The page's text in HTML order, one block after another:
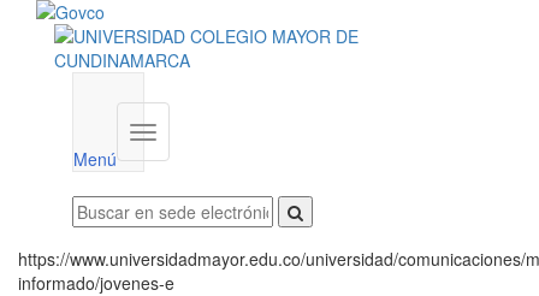
Menú
Menú
institucional
https://www.universidadmayor.edu.co/universidad/comunicaciones/
informado/jovenes-e